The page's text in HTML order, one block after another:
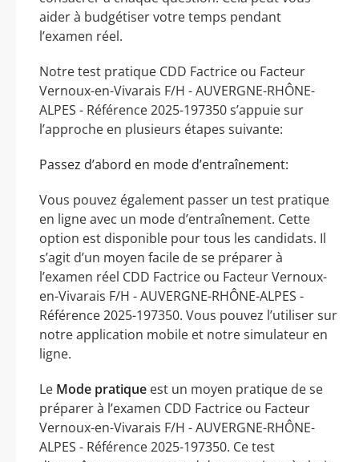
aider à budgétiser votre temps pendant
l’examen réel.
Notre test pratique CDD Factrice ou Facteur
Vernoux-en-Vivarais F/H - AUVERGNE-RHÔNE-
ALPES - Référence 2025-197350 s’appuie sur
l’approche en plusieurs étapes suivante:
Passez d’abord en mode d’entraînement:
Vous pouvez également passer un test pratique
en ligne avec un mode d’entraînement. Cette
option est disponible pour tous les candidats. Il
s’agit d’un moyen facile de se préparer à
l’examen réel CDD Factrice ou Facteur Vernoux-
en-Vivarais F/H - AUVERGNE-RHÔNE-ALPES -
Référence 2025-197350. Vous pouvez l’utiliser sur
notre application mobile et notre simulateur en
ligne.
Le Mode pratique est un moyen pratique de se
préparer à l’examen CDD Factrice ou Facteur
Vernoux-en-Vivarais F/H - AUVERGNE-RHÔNE-
ALPES - Référence 2025-197350. Ce test